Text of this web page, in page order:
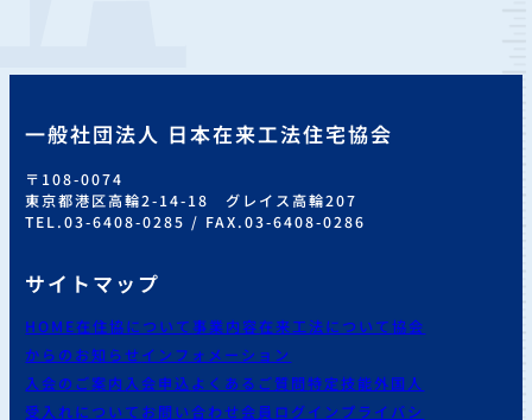
一般社団法人 日本在来工法住宅協会
〒108-0074
東京都港区高輪2-14-18 グレイス高輪207
TEL.03-6408-0285 / FAX.03-6408-0286
サイトマップ
HOME在住協について事業内容在来工法について協会
からのお知らせインフォメーション
入会のご案内 入会申込よくあるご質問特定技能外国人
受入れについて お問い合わせ会員ログイン プライバシ